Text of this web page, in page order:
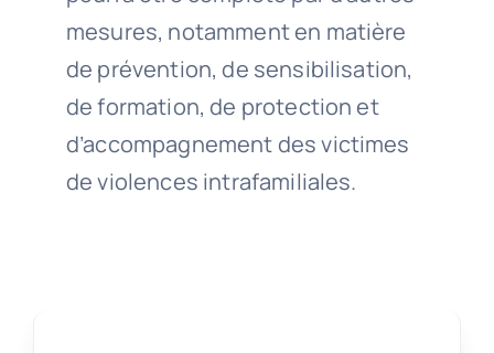
mesures, notamment en matière
de prévention, de sensibilisation,
de formation, de protection et
d’accompagnement des victimes
de violences intrafamiliales.